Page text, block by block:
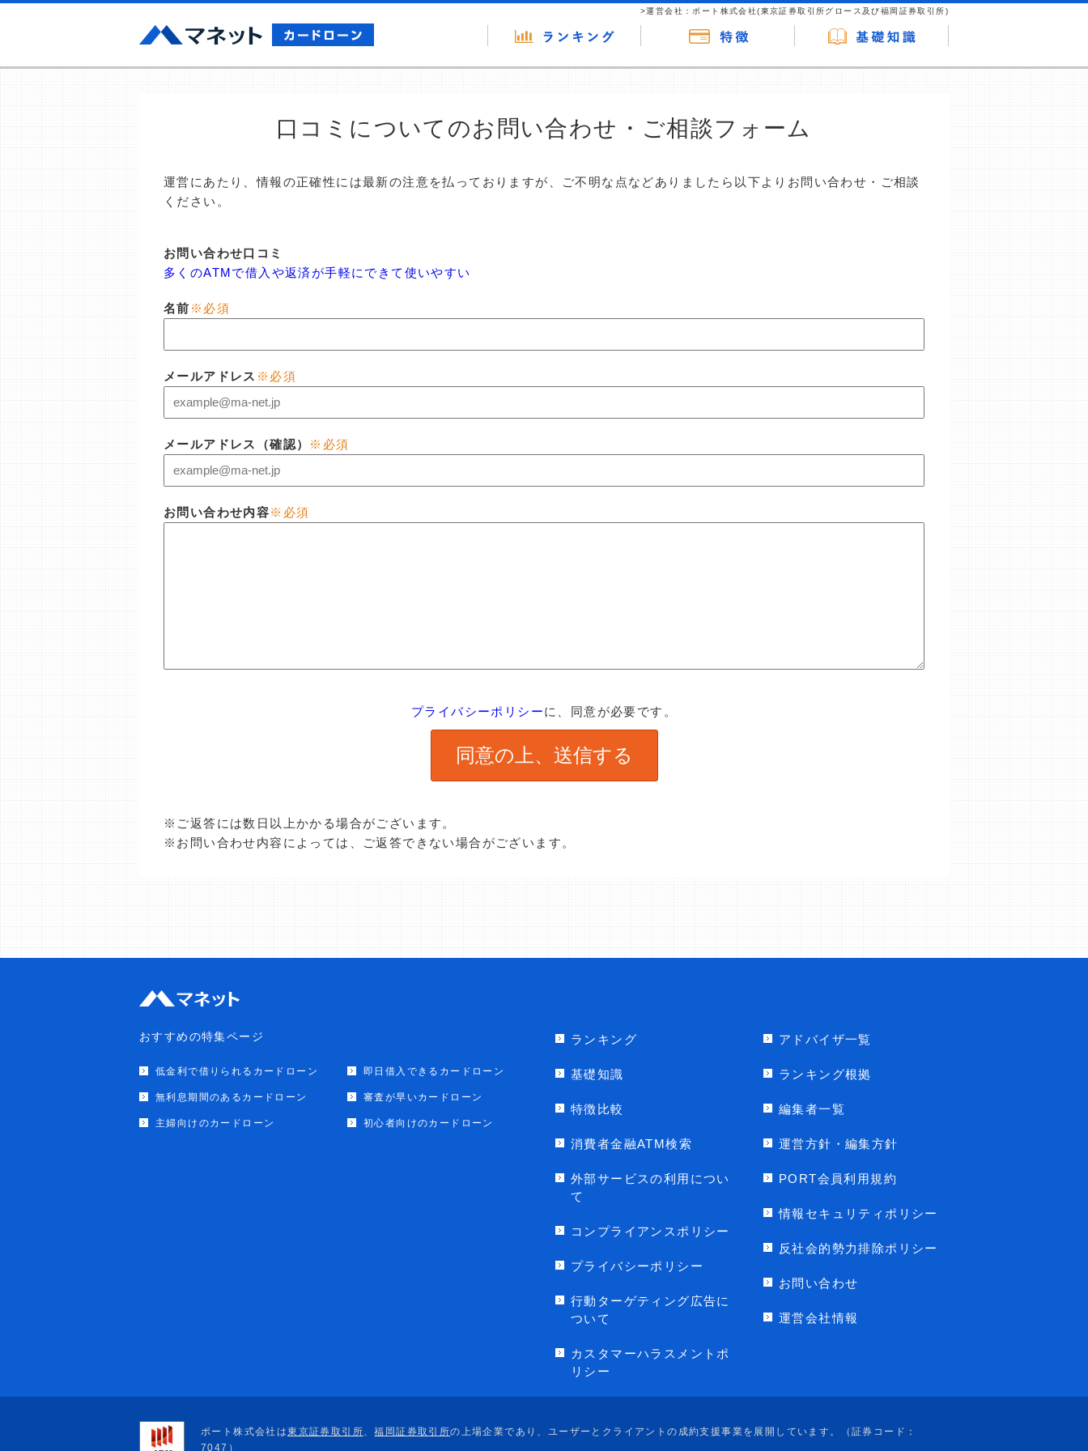
>運営会社：ポート株式会社(東京証券取引所グロース及び福岡証券取引所)
口コミについてのお問い合わせ・ご相談フォーム
運営にあたり、情報の正確性には最新の注意を払っておりますが、ご不明な点などありましたら以下よりお問い合わせ・ご相談
ください。
お問い合わせ口コミ
多くのATMで借入や返済が手軽にできて使いやすい
名前 ※必須
メールアドレス ※必須
メールアドレス（確認） ※必須
お問い合わせ内容※必須
プライバシーポリシーに、同意が必要です。
※ご返答には数日以上かかる場合がございます。
※お問い合わせ内容によっては、ご返答できない場合がございます。
おすすめの特集ページ
低金利で借りられるカードローン 即日借入できるカードローン
無利息期間のあるカードローン 審査が早いカードローン
主婦向けのカードローン 初心者向けのカードローン
ランキング
基礎知識
特徴比較
消費者金融ATM検索
外部サービスの利用につい
て
コンプライアンスポリシー
プライバシーポリシー
行動ターゲティング広告に
ついて
カスタマーハラスメントポ
リシー
アドバイザ一覧
ランキング根拠
編集者一覧
運営方針・編集方針
PORT会員利用規約
情報セキュリティポリシー
反社会的勢力排除ポリシー
お問い合わせ
運営会社情報